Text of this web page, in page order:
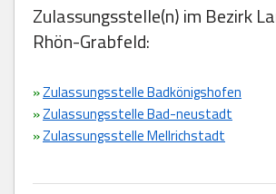
Zulassungsstelle(n) im Bezirk
Rhön-Grabfeld:
»Zulassungsstelle Badkönigshofen
»Zulassungsstelle Bad-neustadt
»Zulassungsstelle Mellrichstadt